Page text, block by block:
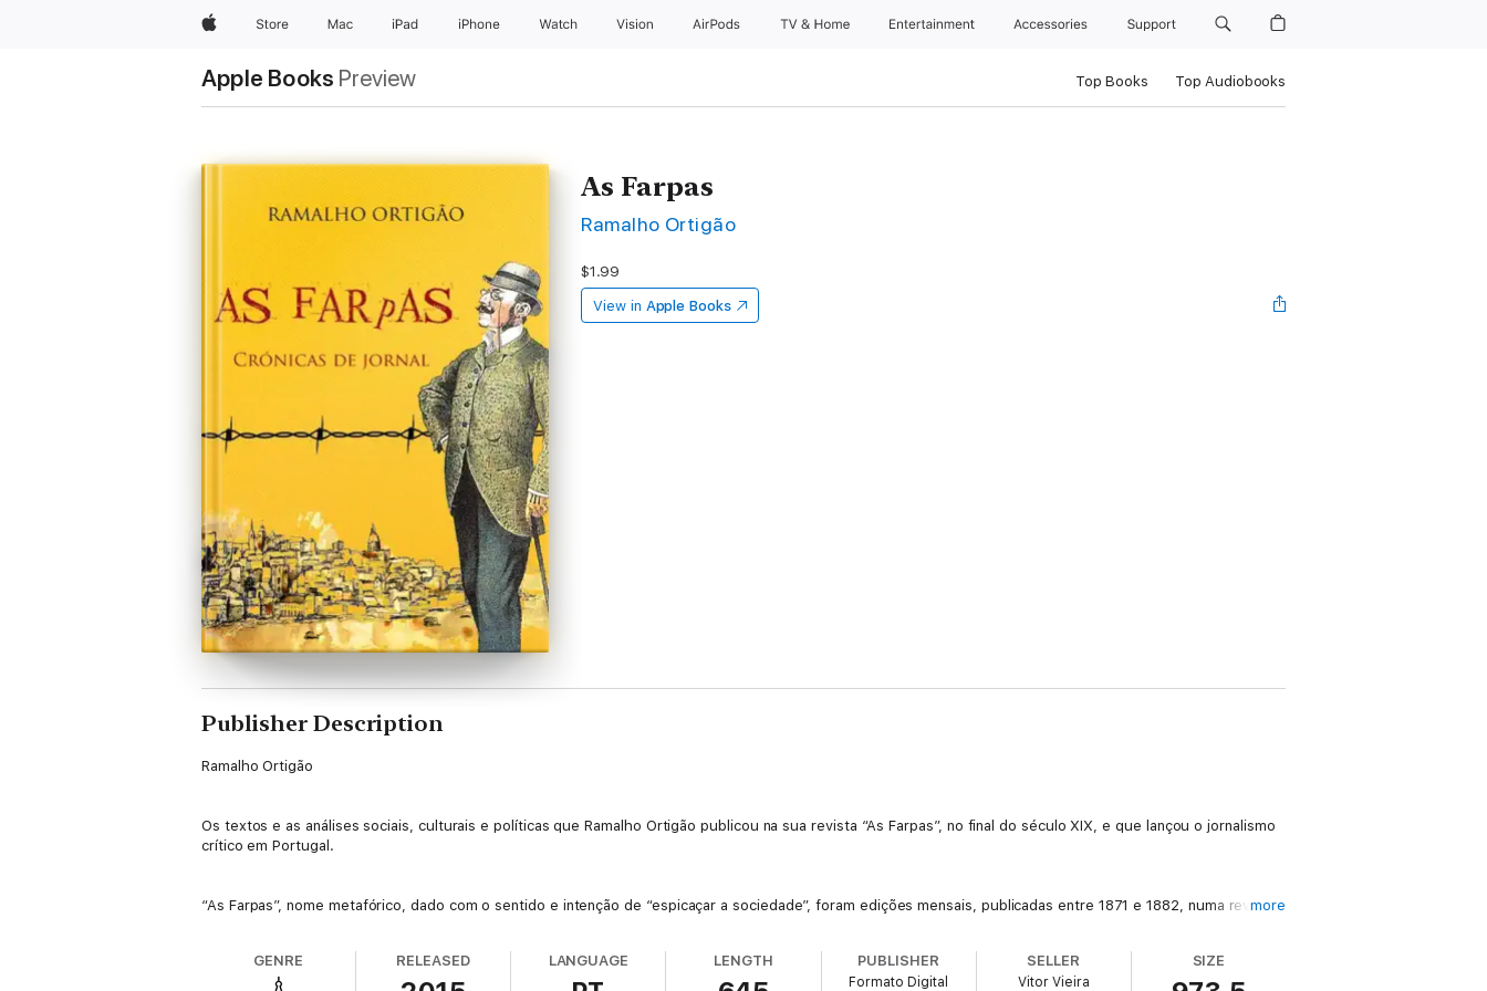
AppleStore Mac iPad iPhone Watch Vision AirPods TV & Home Entertainment Accessories Support
Apple Books Preview Top Books Top Audiobooks
As Farpas
Ramalho Ortigão
$1.99
View in Apple Books
Publisher Description
Ramalho Ortigão
Os textos e as análises sociais, culturais e políticas que Ramalho Ortigão publicou na sua revista “As Farpas”, no final do século XIX, e que lançou o jornalismo
crítico em Portugal.
“As Farpas”, nome metafórico, dado com o sentido e intenção de “espicaçar a sociedade”, foram edições mensais, publicadas entre 1871 e 1882, numa revista
Foram iniciadas pelos no mesmo ano em que se realizou as chamadas “Conferências do Casino”, em 1871, nas quais um grupo de jovens escritores e
more
GENRE RELEASED LANGUAGE LENGTH PUBLISHER
Formato Digital
SELLER
Vitor Vieira
SIZE